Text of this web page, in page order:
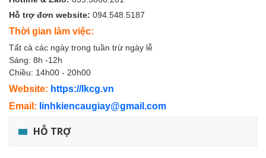
Hỗ trợ đơn website: 094.548.5187
Thời gian làm việc:
Tất cả các ngày trong tuần trừ ngày lễ
Sáng: 8h -12h
Chiều: 14h00 - 20h00
Website: https://lkcg.vn
Email: linhkiencaugiay@gmail.com
HỖ TRỢ